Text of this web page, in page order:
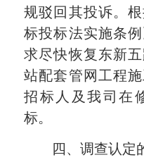
规驳回其投诉。
标投标法实施条
求尽快恢复东新
站配套管网工程
招标人及我司在
标。
四、调查认定